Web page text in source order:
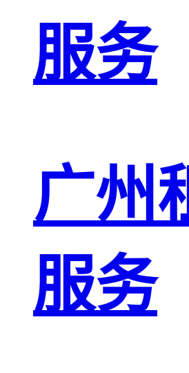
服务
广州
服务